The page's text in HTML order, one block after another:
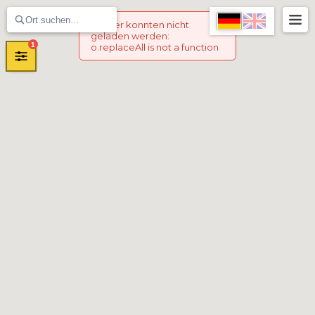
Marker konnten nicht
geladen werden:
o.replaceAll is not a function
1